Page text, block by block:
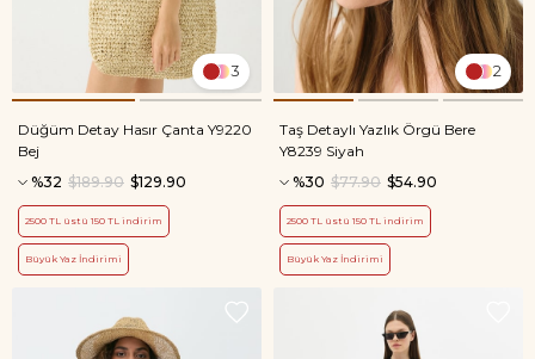
3
Düğüm Detay Hasır Çanta Y9220
Bej
%32
$129.90
$189.90
2500 TL üstü 150 TL indirim
Büyük Yaz İndirimi
2
Taş Detaylı Yazlık Örgü Bere
Y8239 Siyah
%30
$54.90
$77.90
2500 TL üstü 150 TL indirim
Büyük Yaz İndirimi